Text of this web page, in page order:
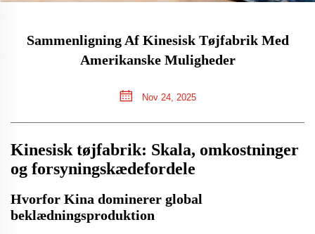
Sammenligning Af Kinesisk Tøjfabrik Med
Amerikanske Muligheder
Nov 24, 2025
Kinesisk tøjfabrik: Skala, omkostninger
og forsyningskædefordele
Hvorfor Kina dominerer global
beklædningsproduktion